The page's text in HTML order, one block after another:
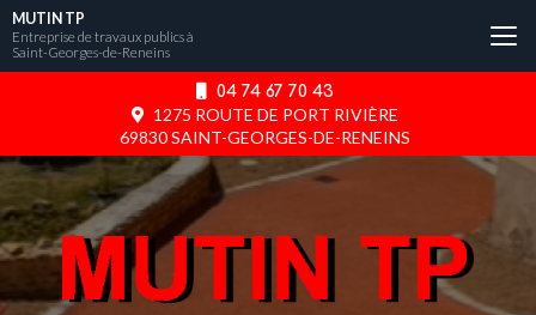
Aller
au
contenu
04 74 67 70 43
1275 ROUTE DE PORT RIVIÈRE
69830 SAINT-GEORGES-DE-RENEINS
MUTIN TP
Entreprise de travaux publics à
Saint-Georges-de-Reneins